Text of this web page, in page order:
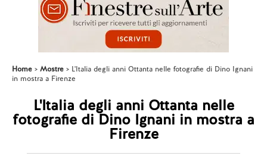
Home Mostre
L'Italia degli anni Ottanta nelle fotografie di Dino Ignani
in mostra a Firenze
L'Italia degli anni Ottanta nelle
fotografie di Dino Ignani in mostra a
Firenze